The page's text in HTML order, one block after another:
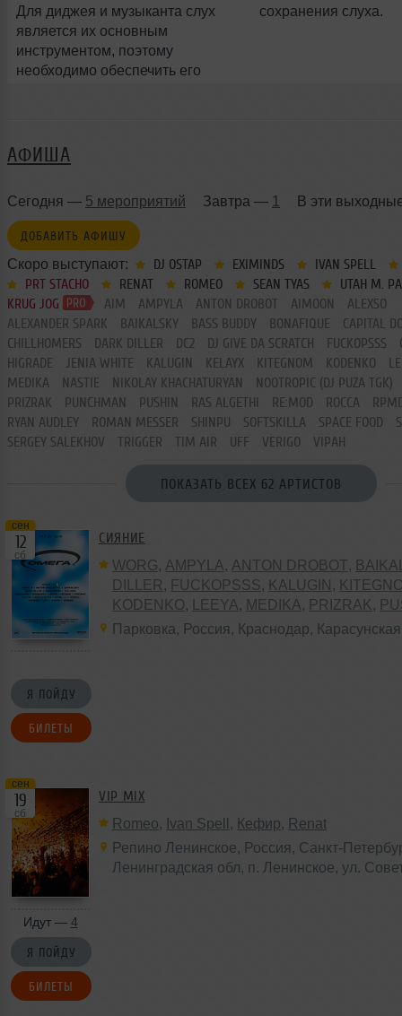
Для диджея и музыканта слух
является их основным
инструментом, поэтому
необходимо обеспечить его
сохранения слуха.
АФИША
Сегодня — 5 мероприятий Завтра — 1 В эти
ДОБАВИТЬ АФИШУ
Скоро выступают: DJ OSTAP EXIMINDS
IVAN SPELL
PRT STACHO
RENAT ROMEO SEAN TYAS
UTAH M.
KRUG JOG
AIM AMPYLA ANTON DROBOT AIMOON
ALEXSO
ALEXANDER SPARK
BAIKALSKY BASS BUDDY BONAFIQUE
CAPITAL
CHILLHOMERS
DARK DILLER DC2 DJ GIVE DA SCRATCH FUCKOPSSS
HIGRADE
JENIA WHITE KALUGIN KELAYX KITEGNOM KODENKO
MEDIKA
NASTIE NIKOLAY KHACHATURYAN
NOOTROPIC (DJ PUZA TGK)
PRIZRAK
PUNCHMAN PUSHIN RAS ALGETHI RE:MOD ROCCA
RYAN AUDLEY
ROMAN MESSER SHINPU SOFTSKILLA SPACE FOOD
SERGEY SALEKHOV
TRIGGER TIM AIR UFF VERIGO VIPAH
ПОКАЗАТЬ ВСЕХ 62 АРТИСТОВ
сен
12
сб
Я ПОЙДУ
БИЛЕТЫ
СИЯНИЕ
WORG, AMPYLA, ANTON DROBOT,
DILLER , FUCKOPSSS, KALUGIN ,
KODENKO, LEEYA, MEDIKA, PRIZRAK ,
ALGETHI
RPMD, SHINPU ,TRIGGER , UFF,
Парковка, Россия , Краснодар, Карасунская
сен
19
сб
Идут — 4
Я ПОЙДУ
БИЛЕТЫ
VIP MIX
Romeo, Ivan Spell , Кефир, Renat
Репино Ленинское, Россия , Санкт-
Ленинградская обл, п. Ленинское, ул.